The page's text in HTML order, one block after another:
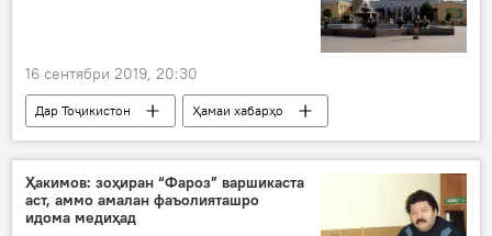
16 сентябри 2019, 20:30
Дар Тоҷикистон
Ҳамаи хабарҳо
озмун
ғолиб
мукофот
Ҳакимов: зоҳиран “Фароз” варшикаста
аст, аммо амалан фаъолияташро
идома медиҳад